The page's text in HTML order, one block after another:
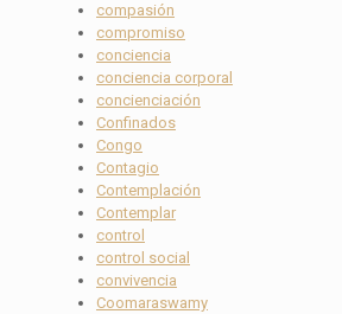
compasión
compromiso
conciencia
conciencia corporal
concienciación
Confinados
Congo
Contagio
Contemplación
Contemplar
control
control social
convivencia
Coomaraswamy